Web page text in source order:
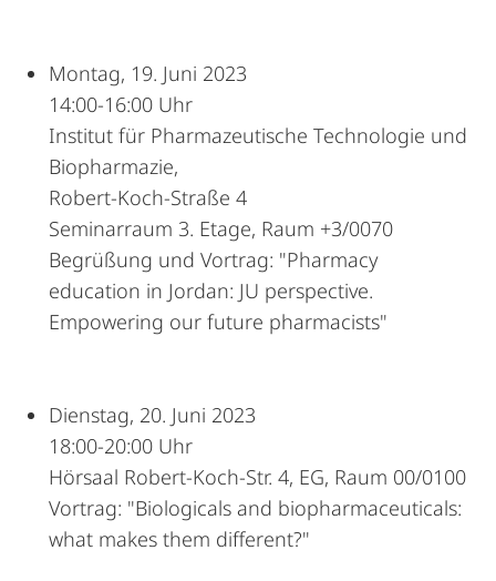
Montag, 19. Juni 2023
14:00-16:00 Uhr
Institut für Pharmazeutische Technologie und
Biopharmazie,
Robert-Koch-Straße 4
Seminarraum 3. Etage, Raum +3/0070
Begrüßung und Vortrag: "Pharmacy
education in Jordan: JU perspective.
Empowering our future pharmacists"
Dienstag, 20. Juni 2023
18:00-20:00 Uhr
Hörsaal Robert-Koch-Str. 4, EG, Raum 00/0100
Vortrag: "Biologicals and biopharmaceuticals:
what makes them different?"